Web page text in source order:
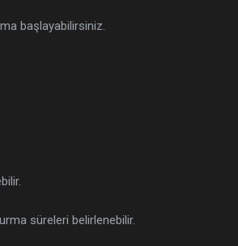
başlayabilirsiniz.
süreleri belirlenebilir.